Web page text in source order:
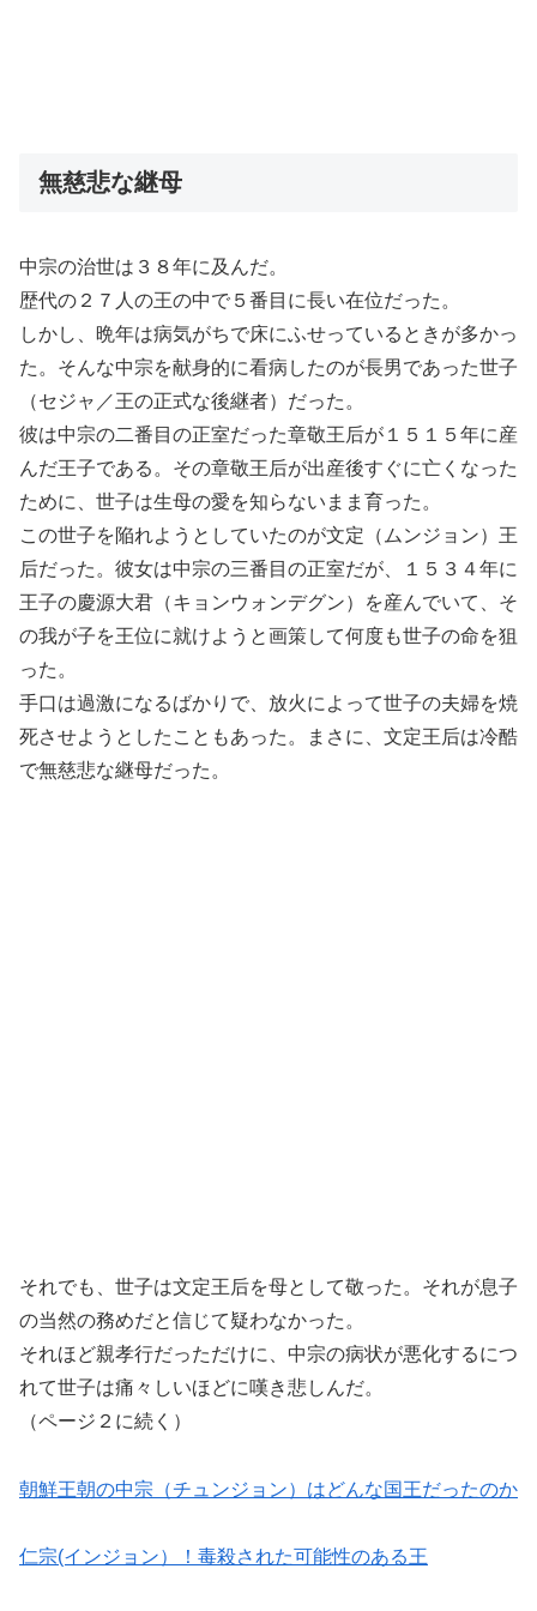
無慈悲な継母
中宗の治世は３８年に及んだ。
歴代の２７人の王の中で５番目に長い在位だった。
しかし、晩年は病気がちで床にふせっているときが多かっ
た。そんな中宗を献身的に看病したのが長男であった世子
（セジャ／王の正式な後継者）だった。
彼は中宗の二番目の正室だった章敬王后が１５１５年に産
んだ王子である。その章敬王后が出産後すぐに亡くなった
ために、世子は生母の愛を知らないまま育った。
この世子を陥れようとしていたのが文定（ムンジョン）王
后だった。彼女は中宗の三番目の正室だが、１５３４年に
王子の慶源大君（キョンウォンデグン）を産んでいて、そ
の我が子を王位に就けようと画策して何度も世子の命を狙
った。
手口は過激になるばかりで、放火によって世子の夫婦を焼
死させようとしたこともあった。まさに、文定王后は冷酷
で無慈悲な継母だった。
それでも、世子は文定王后を母として敬った。それが息子
の当然の務めだと信じて疑わなかった。
それほど親孝行だっただけに、中宗の病状が悪化するにつ
れて世子は痛々しいほどに嘆き悲しんだ。
（ページ２に続く）
朝鮮王朝の中宗（チュンジョン）はどんな国王だったのか
仁宗(インジョン）！毒殺された可能性のある王